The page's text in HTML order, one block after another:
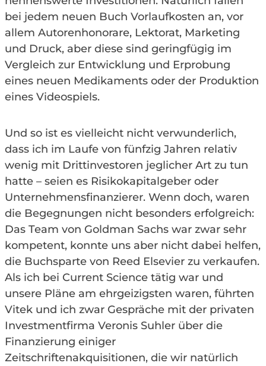
bei jedem neuen Buch Vorlaufkosten an, vor
allem Autorenhonorare, Lektorat, Marketing
und Druck, aber diese sind geringfügig im
Vergleich zur Entwicklung und Erprobung
eines neuen Medikaments oder der Produktion
eines Videospiels.
Und so ist es vielleicht nicht verwunderlich,
dass ich im Laufe von fünfzig Jahren relativ
wenig mit Drittinvestoren jeglicher Art zu tun
hatte – seien es Risikokapitalgeber oder
Unternehmensfinanzierer. Wenn doch, waren
die Begegnungen nicht besonders erfolgreich:
Das Team von Goldman Sachs war zwar sehr
kompetent, konnte uns aber nicht dabei helfen,
die Buchsparte von Reed Elsevier zu verkaufen.
Als ich bei Current Science tätig war und
unsere Pläne am ehrgeizigsten waren, führten
Vitek und ich zwar Gespräche mit der privaten
Investmentfirma Veronis Suhler über die
Finanzierung einiger
Zeitschriftenakquisitionen, die wir natürlich